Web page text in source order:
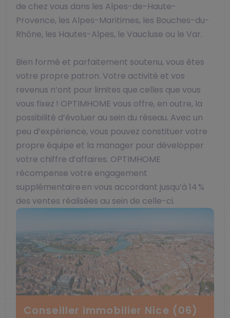
de chez vous dans les Alpes-de-Haute-
Provence, les Alpes-Maritimes, les Bouches-du-
Rhône, les Hautes-Alpes, le Vaucluse ou le Var.
Bien formé et parfaitement soutenu, vous êtes
votre propre patron. Votre activité et vos
revenus n’ont pour limites que celles que vous
vous fixez ! OPTIMHOME vous offre, en outre, la
possibilité d’évoluer au sein du réseau. Avec un
peu d’expérience, vous pouvez constituer votre
propre équipe et la manager pour développer
votre chiffre d’affaires. OPTIMHOME
récompense votre engagement
supplémentaire en vous accordant jusqu’à 14 %
des ventes réalisées au sein de celle-ci.
Conseiller immobilier Nice (06)